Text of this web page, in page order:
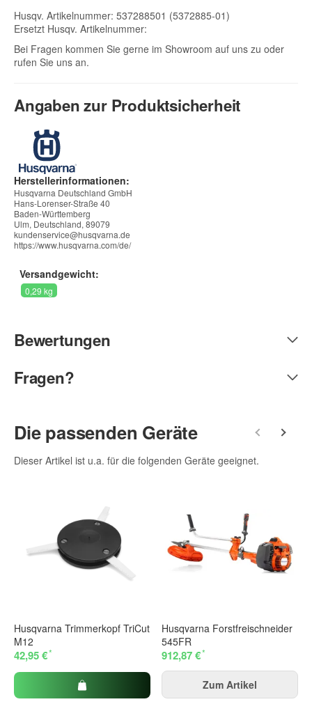
Husqv. Artikelnummer: 537288501 (5372885-01)
Ersetzt Husqv. Artikelnummer:
Bei Fragen kommen Sie gerne im Showroom auf uns zu oder
rufen Sie uns an.
Angaben zur Produktsicherheit
Herstellerinformationen:
Husqvarna Deutschland GmbH
Hans-Lorenser-Straße 40
Baden-Württemberg
Ulm, Deutschland, 89079
kundenservice@husqvarna.de
https://www.husqvarna.com/de/
Versandgewicht:
0,29 kg
Bewertungen
Fragen?
Kontaktdaten
Alle mit *markierten Felder sind Pflichtfelder.
Vorname
Firma
Die passenden Geräte
Dieser Artikel ist u.a. für die folgenden Geräte geeignet.
Husqvarna Trimmerkopf TriCut
M12
42,95 €*
Husqvarna Forstfreischneider
545FR
912,87 €*
Zum Artikel